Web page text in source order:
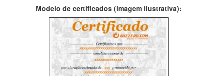
Modelo de certificados (imagem ilustrativa):